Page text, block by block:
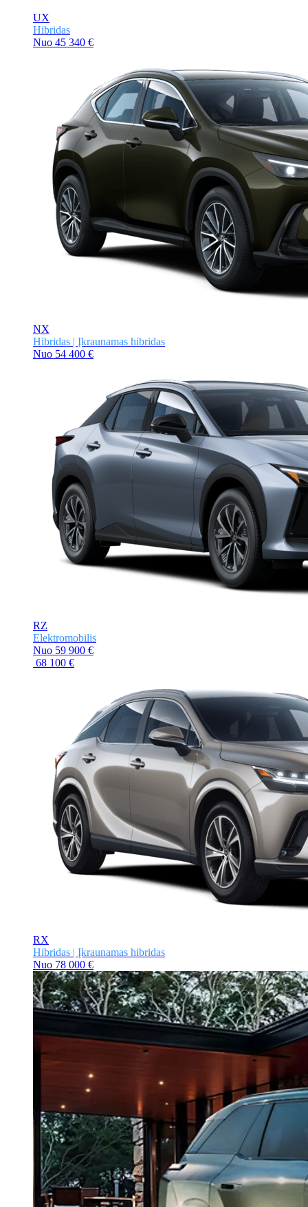
UX
Hibridas
Nuo 45 340 €
NX
Hibridas | Įkraunamas hibridas
Nuo 54 400 €
RZ
Elektromobilis
Nuo 59 900 €
68 100 €
RX
Hibridas | Įkraunamas hibridas
Nuo 78 000 €